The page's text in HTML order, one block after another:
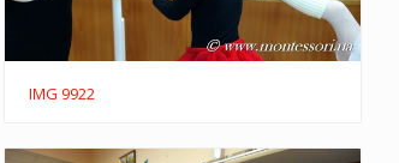
IMG 9922